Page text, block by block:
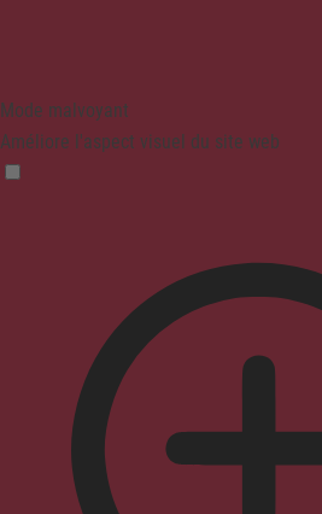
Mode malvoyant
Améliore l'aspect visuel du site web